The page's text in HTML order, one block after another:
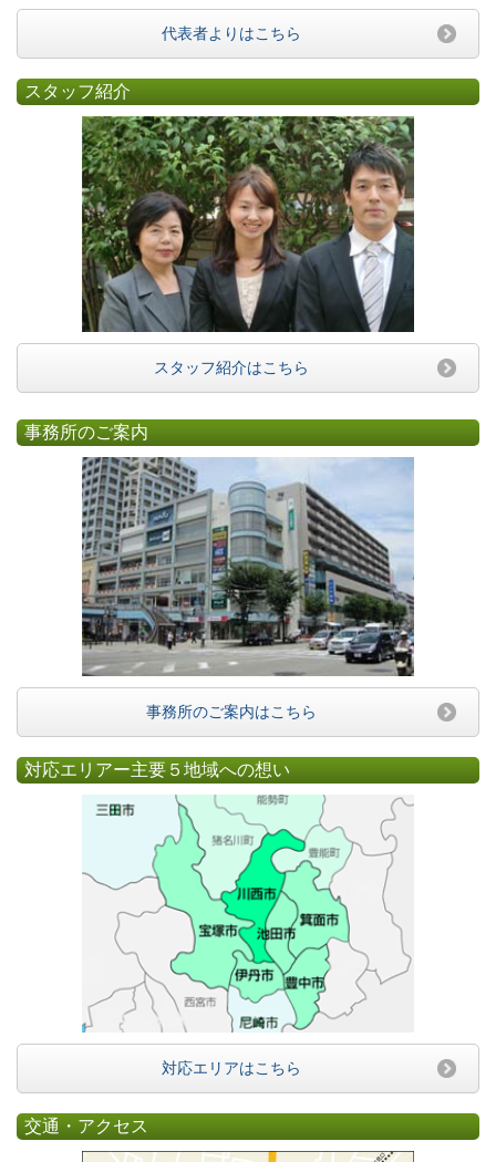
代表者よりはこちら
スタッフ紹介
スタッフ紹介はこちら
事務所のご案内
事務所のご案内はこちら
対応エリアー主要５地域への想い
対応エリアはこちら
交通・アクセス